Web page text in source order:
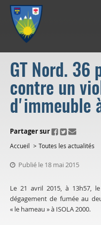
GT Nord. 36
contre un
d'immeuble
Partager sur
Accueil Toutes les actualités
Publié le 18 mai 2015
Le 21 avril 2015, à 13h57,
dégagement de fumée au
« le hameau » à ISOLA 2000.